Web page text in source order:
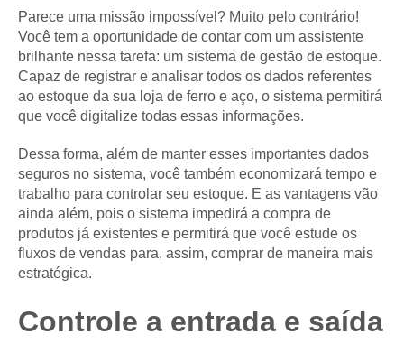
Parece uma missão impossível? Muito pelo contrário!
Você tem a oportunidade de contar com um assistente
brilhante nessa tarefa: um sistema de gestão de estoque.
Capaz de registrar e analisar todos os dados referentes
ao estoque da sua loja de ferro e aço, o sistema permitirá
que você digitalize todas essas informações.
Dessa forma, além de manter esses importantes dados
seguros no sistema, você também economizará tempo e
trabalho para controlar seu estoque. E as vantagens vão
ainda além, pois o sistema impedirá a compra de
produtos já existentes e permitirá que você estude os
fluxos de vendas para, assim, comprar de maneira mais
estratégica.
Controle a entrada e saída